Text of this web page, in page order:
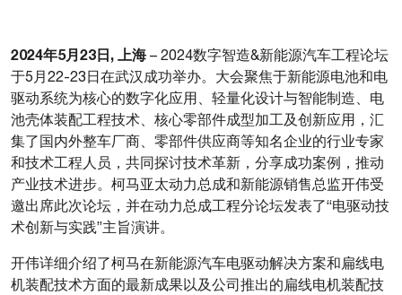
2024年5月23日, 上海 – 2024数字智造&新能源汽车工程论坛
于5月22-23日在武汉成功举办。大会聚焦于新能源电池和电
驱动系统为核心的数字化应用、轻量化设计与智能制造、电
池壳体装配工程技术、核心零部件成型加工及创新应用，汇
集了国内外整车厂商、零部件供应商等知名企业的行业专家
和技术工程人员，共同探讨技术革新，分享成功案例，推动
产业技术进步。柯马亚太动力总成和新能源销售总监开伟受
邀出席此次论坛，并在动力总成工程分论坛发表了“电驱动技
术创新与实践”主旨演讲。
开伟详细介绍了柯马在新能源汽车电驱动解决方案和扁线电
机装配技术方面的最新成果以及公司推出的扁线电机装配技